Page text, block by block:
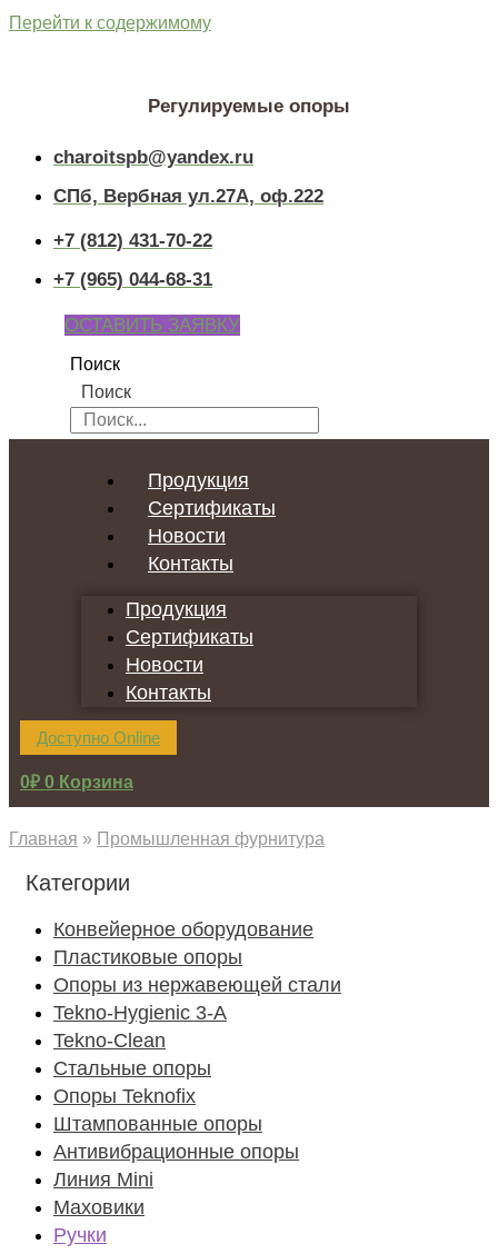
Перейти к содержимому
Регулируемые опоры
charoitspb@yandex.ru
СПб, Вербная ул.27А, оф.222
+7 (812) 431-70-22
+7 (965) 044-68-31
ОСТАВИТЬ ЗАЯВКУ
Поиск
Поиск
Продукция
Сертификаты
Новости
Контакты
Продукция
Сертификаты
Новости
Контакты
Доступно Online
0₽ 0 Корзина
Главная » Промышленная фурнитура
Категории
Конвейерное оборудование
Пластиковые опоры
Опоры из нержавеющей стали
Tekno-Hygienic 3-А
Tekno-Clean
Стальные опоры
Опоры Teknofix
Штампованные опоры
Антивибрационные опоры
Линия Mini
Маховики
Ручки